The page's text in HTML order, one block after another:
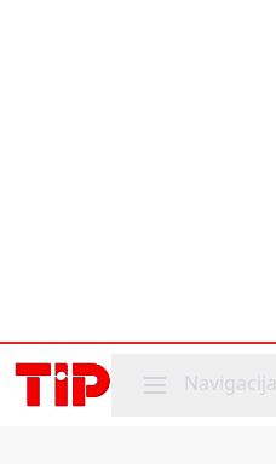
Mobile menu
Navigacija